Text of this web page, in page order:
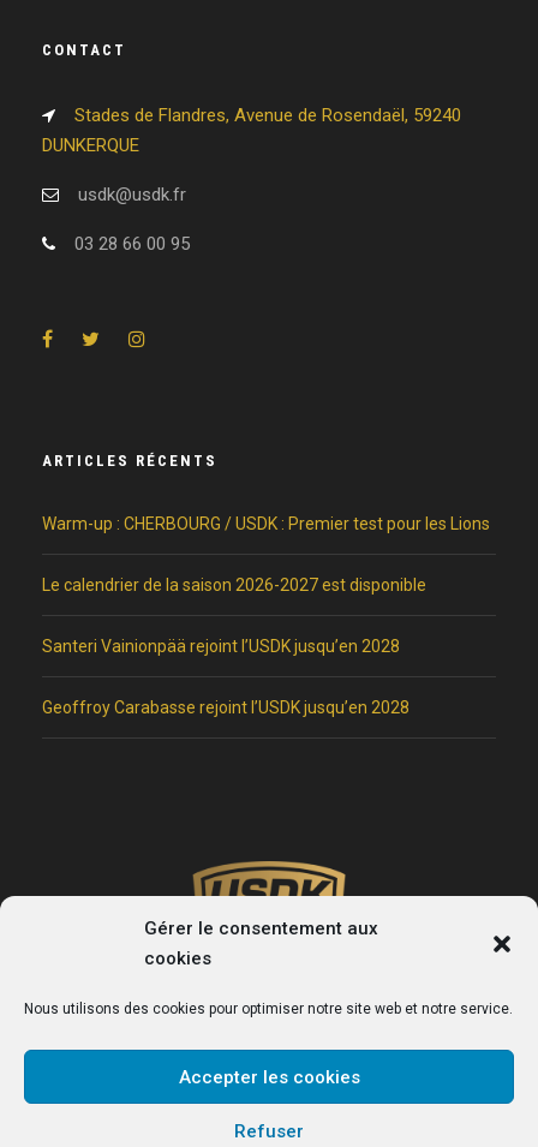
Gérer le consentement aux
cookies
Nous utilisons des cookies pour optimiser notre site web et notre service.
Accepter les cookies
Refuser
CONTACT
Stades de Flandres, Avenue de Rosendaël, 59240
DUNKERQUE
usdk@usdk.fr
03 28 66 00 95
ARTICLES RÉCENTS
Warm-up : CHERBOURG / USDK : Premier test pour les Lions
Le calendrier de la saison 2026-2027 est disponible
Santeri Vainionpää rejoint l’USDK jusqu’en 2028
Geoffroy Carabasse rejoint l’USDK jusqu’en 2028
USDK